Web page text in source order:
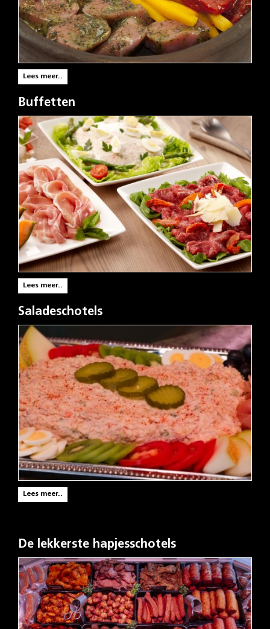
Lees meer..
Buffetten
Lees meer..
Saladeschotels
Lees meer..
De lekkerste hapjesschotels